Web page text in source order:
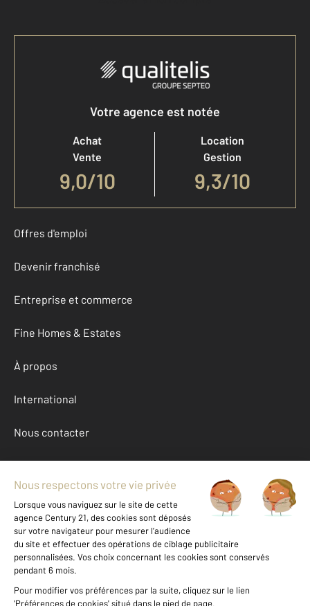
Votre agence est notée
Achat
Vente
9,0/10
Location
Gestion
9,3/10
Offres d'emploi
Devenir franchisé
Entreprise et commerce
Fine Homes & Estates
À propos
International
Nous contacter
Mentions légales & CGU et Barèmes d'honoraires
Données personnelles
Gestionnaire des cookies
Location appartement autour de PEZENAS (34120)